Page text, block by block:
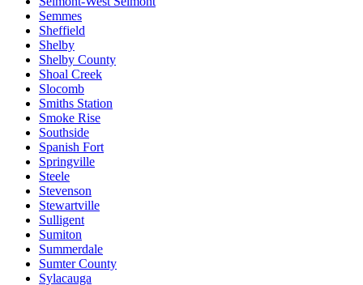
Semmes
Sheffield
Shelby
Shelby County
Shoal Creek
Slocomb
Smiths Station
Smoke Rise
Southside
Spanish Fort
Springville
Steele
Stevenson
Stewartville
Sulligent
Sumiton
Summerdale
Sumter County
Sylacauga